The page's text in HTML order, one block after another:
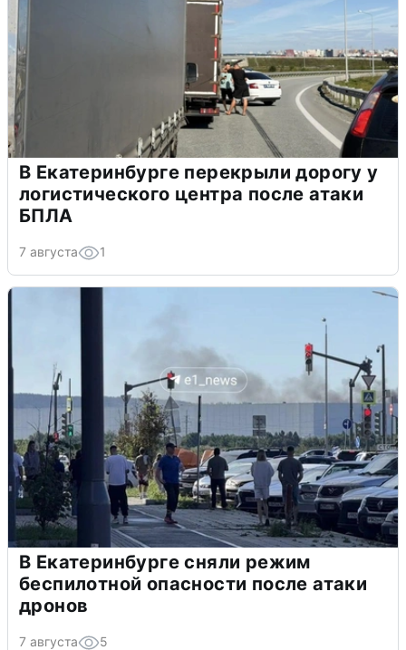
В Екатеринбурге перекрыли дорогу у
логистического центра после атаки
БПЛА
7 августа 1
В Екатеринбурге сняли режим
беспилотной опасности после атаки
дронов
7 августа 5